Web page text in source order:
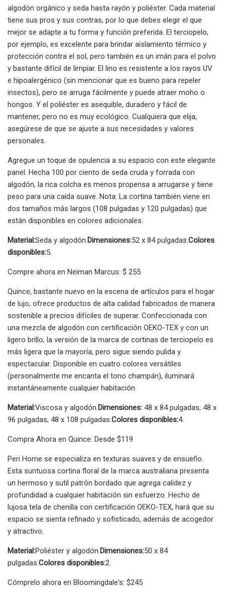
algodón orgánico y seda hasta rayón y poliéster. Cada material
tiene sus pros y sus contras, por lo que debes elegir el que
mejor se adapte a tu forma y función preferida. El terciopelo,
por ejemplo, es excelente para brindar aislamiento térmico y
protección contra el sol, pero también es un imán para el polvo
y bastante difícil de limpiar. El lino es resistente a los rayos UV
e hipoalergénico (sin mencionar que es bueno para repeler
insectos), pero se arruga fácilmente y puede atraer moho o
hongos. Y el poliéster es asequible, duradero y fácil de
mantener, pero no es muy ecológico. Cualquiera que elija,
asegúrese de que se ajuste a sus necesidades y valores
personales.
Agregue un toque de opulencia a su espacio con este elegante
panel. Hecha 100 por ciento de seda cruda y forrada con
algodón, la rica colcha es menos propensa a arrugarse y tiene
peso para una caída suave. Nota: La cortina también viene en
dos tamaños más largos (108 pulgadas y 120 pulgadas) que
están disponibles en colores adicionales.
Material:Seda y algodón.Dimensiones:52 x 84 pulgadas.Colores
disponibles:5.
Compre ahora en Neiman Marcus: $ 255
Quince, bastante nuevo en la escena de artículos para el hogar
de lujo, ofrece productos de alta calidad fabricados de manera
sostenible a precios difíciles de superar. Confeccionada con
una mezcla de algodón con certificación OEKO-TEX y con un
ligero brillo, la versión de la marca de cortinas de terciopelo es
más ligera que la mayoría, pero sigue siendo pulida y
espectacular. Disponible en cuatro colores versátiles
(personalmente me encanta el tono champán), iluminará
instantáneamente cualquier habitación.
Material:Viscosa y algodón.Dimensiones: 48 x 84 pulgadas; 48 x
96 pulgadas; 48 x 108 pulgadas.Colores disponibles:4.
Compra Ahora en Quince: Desde $119
Peri Home se especializa en texturas suaves y de ensueño.
Esta suntuosa cortina floral de la marca australiana presenta
un hermoso y sutil patrón bordado que agrega calidez y
profundidad a cualquier habitación sin esfuerzo. Hecho de
lujosa tela de chenilla con certificación OEKO-TEX, hará que su
espacio se sienta refinado y sofisticado, además de acogedor
y atractivo.
Material:Poliéster y algodón.Dimensiones:50 x 84
pulgadas.Colores disponibles:2.
Cómprelo ahora en Bloomingdale's: $245